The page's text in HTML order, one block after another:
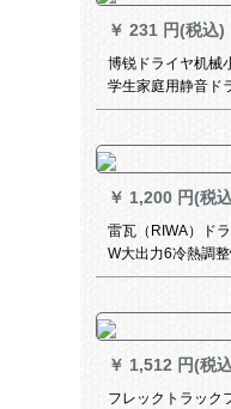
￥ 231 円(税込)
博锐ドライヤ机械
学生家庭用静音ド
冷热风折りしたみ
￥ 1,200 円(税
雷瓦（RIWA）ド
W大出力6冷熱調
庭用の取り取り外
￥ 1,512 円(税
フレックトラック